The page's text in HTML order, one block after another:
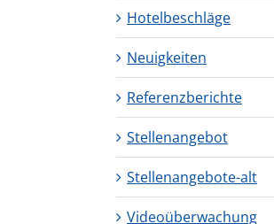
Hotelbeschläge
Neuigkeiten
Referenzberichte
Stellenangebot
Stellenangebote-alt
Videoüberwachung